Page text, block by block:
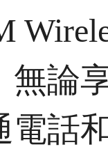
無論
電話